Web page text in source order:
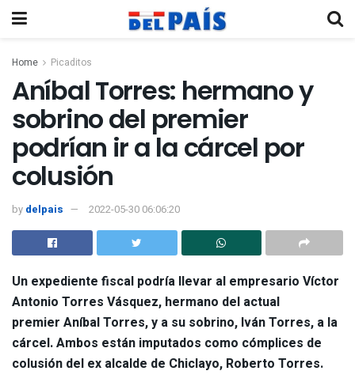
Home Picaditos
Aníbal Torres: hermano y
sobrino del premier
podrían ir a la cárcel por
colusión
by delpais 2022-05-30 06:06:20
Un expediente fiscal podría llevar al empresario Víctor
Antonio Torres Vásquez, hermano del actual
premier Aníbal Torres, y a su sobrino, Iván Torres, a la
cárcel. Ambos están imputados como cómplices de
colusión del ex alcalde de Chiclayo, Roberto Torres.